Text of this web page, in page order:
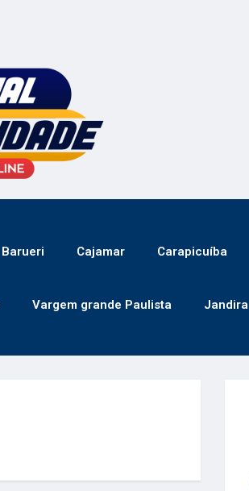
Barueri Cajamar Carapicuíba
Vargem grande Paulista Jandira